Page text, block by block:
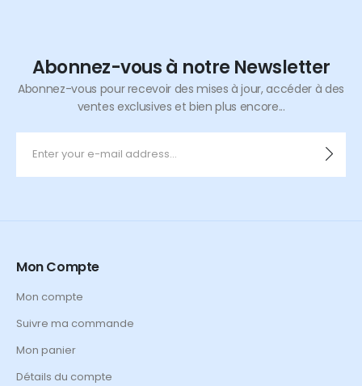
Abonnez-vous à notre Newsletter
Abonnez-vous pour recevoir des mises à jour, accéder à des
ventes exclusives et bien plus encore...
Mon Compte
Mon compte
Suivre ma commande
Mon panier
Détails du compte